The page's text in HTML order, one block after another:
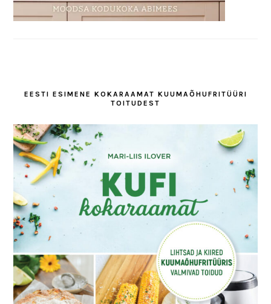
EESTI ESIMENE KOKARAAMAT KUUMAÕHUFRITÜÜRI
TOITUDEST